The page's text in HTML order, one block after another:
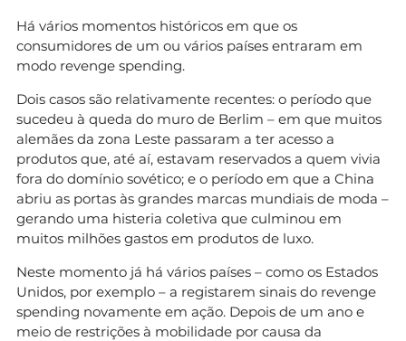
Há vários momentos históricos em que os
consumidores de um ou vários países entraram em
modo revenge spending.
Dois casos são relativamente recentes: o período que
sucedeu à queda do muro de Berlim – em que muitos
alemães da zona Leste passaram a ter acesso a
produtos que, até aí, estavam reservados a quem vivia
fora do domínio sovético; e o período em que a China
abriu as portas às grandes marcas mundiais de moda –
gerando uma histeria coletiva que culminou em
muitos milhões gastos em produtos de luxo.
Neste momento já há vários países – como os Estados
Unidos, por exemplo – a registarem sinais do revenge
spending novamente em ação. Depois de um ano e
meio de restrições à mobilidade por causa da